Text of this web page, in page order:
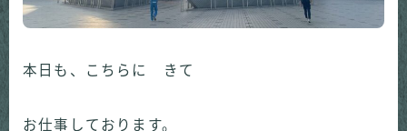
本日も、こちらに きて
お仕事しております。